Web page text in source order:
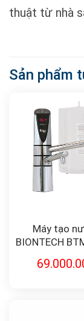
thuật từ nhà
Sản phẩm
Máy tạo
BIONTECH